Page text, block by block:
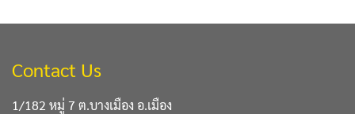
Contact Us
1/182 หมู่ 7 ต.บางเมือง อ.เมือง